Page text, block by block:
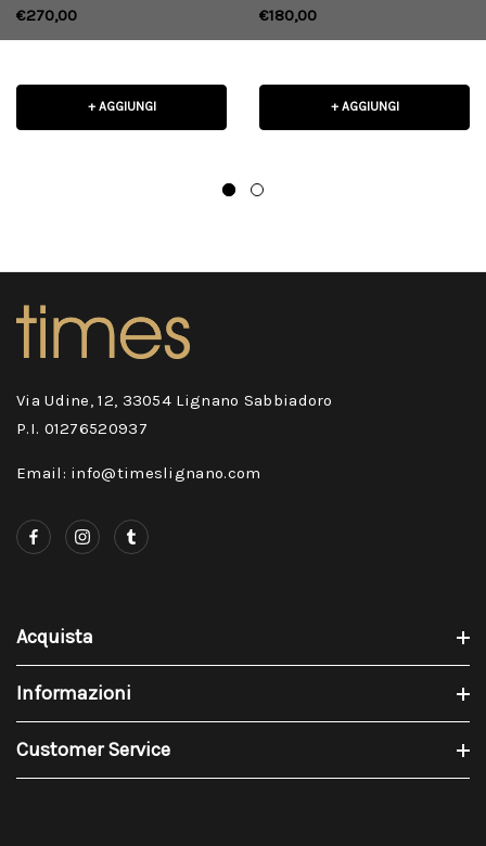
€270,00
+ AGGIUNGI
€180,00
+ AGGIUNGI
Via Udine, 12, 33054 Lignano Sabbiadoro
P.I. 01276520937
Email: info@timeslignano.com
Acquista
Informazioni
Customer Service